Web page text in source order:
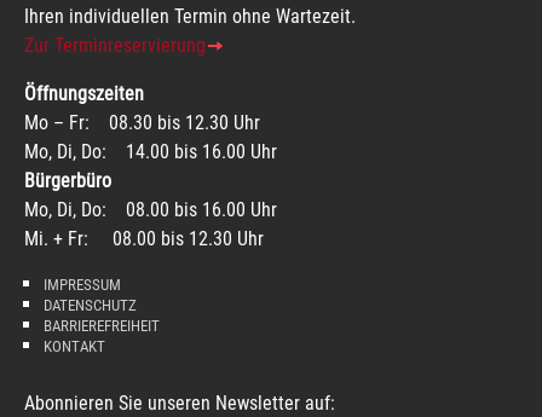
Ihren individuellen Termin ohne Wartezeit.
Zur Terminreservierung
Öffnungszeiten
Mo – Fr: 08.30 bis 12.30 Uhr
Mo, Di, Do: 14.00 bis 16.00 Uhr
Bürgerbüro
Mo, Di, Do: 08.00 bis 16.00 Uhr
Mi. + Fr: 08.00 bis 12.30 Uhr
IMPRESSUM
DATENSCHUTZ
BARRIEREFREIHEIT
KONTAKT
Abonnieren Sie unseren Newsletter auf: